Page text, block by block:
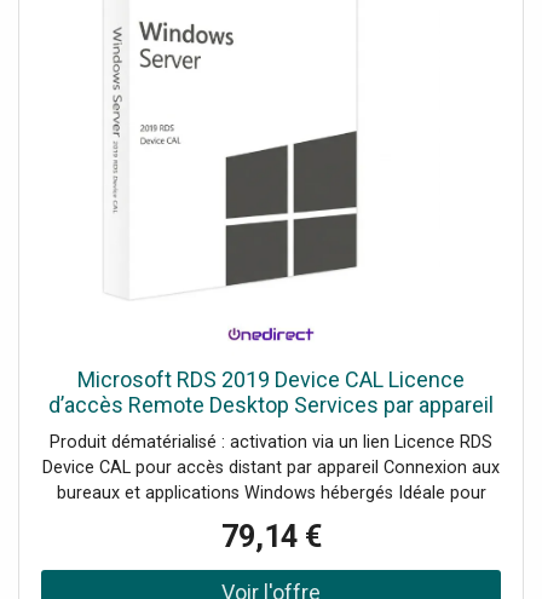
Microsoft RDS 2019 Device CAL Licence
d’accès Remote Desktop Services par appareil
permettant à un équipement de se connecter
aux services RDS d’un
Produit dématérialisé : activation via un lien Licence RDS
Device CAL pour accès distant par appareil Connexion aux
bureaux et applications Windows hébergés Idéale pour
Conforme au modèle de licences Microsoft Compatible
avec Windows Server 2019
79,14 €